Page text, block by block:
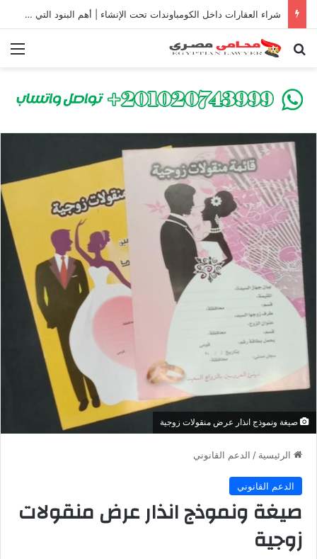
شراء العقارات داخل الكومباوندات تحت الإنشاء | أهم البنود التي تحمي المشتري في القانون المصري
بحث عن
صيغة ونموذج انذار عرض منقولات زوجية
الرئيسية / الدعم القانوني
الدعم القانوني
صيغة ونموذج انذار عرض منقولات
زوجية